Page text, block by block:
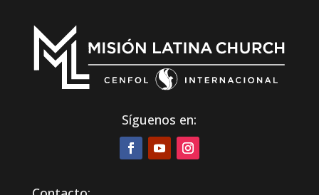
Síguenos en: